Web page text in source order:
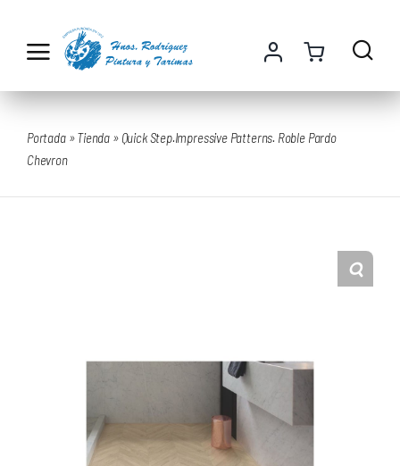
contenido
Portada»Tienda » Quick Step.Impressive Patterns. Roble Pardo
Chevron